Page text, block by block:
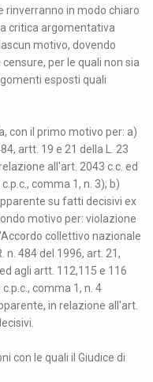
rinverranno in modo chiaro
critica argomentativa
motivo, dovendo
per le quali non sia
esposti quali
con il primo motivo per: a)
artt. 19 e 21 della L. 23
all'art. 2043 c.c. ed
comma 1, n. 3); b)
su fatti decisivi ex
motivo per: violazione
collettivo nazionale
n. 484 del 1996, art. 21,
agli artt. 112,115 e 116
comma 1, n. 4
in relazione all'art.
con le quali il Giudice di